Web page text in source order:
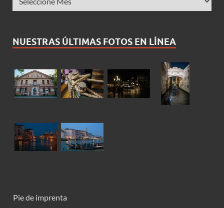
NUESTRAS ÚLTIMAS FOTOS EN LÍNEA
Pie de imprenta